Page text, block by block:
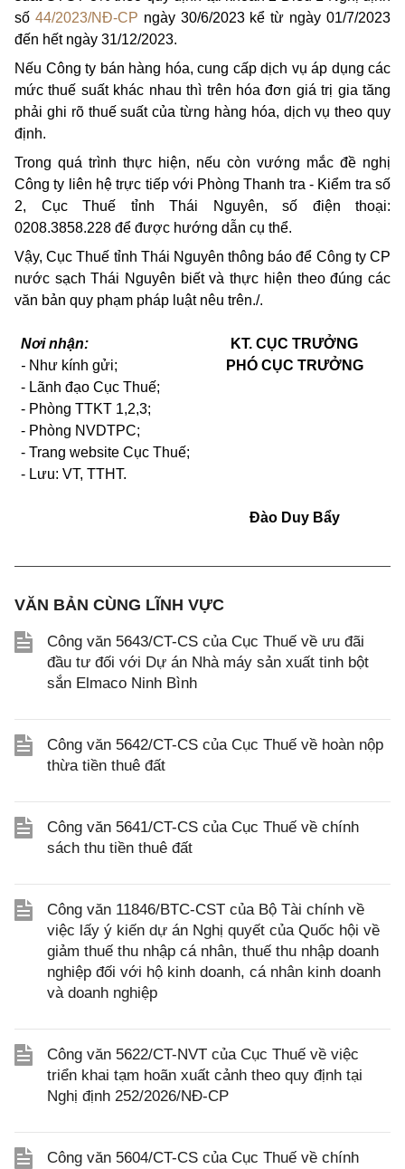
số 44/2023/NĐ-CP ngày 30/6/2023 kể từ ngày 01/7/2023
đến hết ngày 31/12/2023.
Nếu Công ty bán hàng hóa, cung cấp dịch vụ áp dụng các
mức thuế suất khác nhau thì trên hóa đơn giá trị gia tăng
phải ghi rõ thuế suất của từng hàng hóa, dịch vụ theo quy
định.
Trong quá trình thực hiện, nếu còn vướng mắc đề nghị
Công ty liên hệ trực tiếp với Phòng Thanh tra - Kiểm tra số
2, Cục Thuế tỉnh Thái Nguyên, số điện thoại:
0208.3858.228 để được hướng dẫn cụ thể.
Vậy, Cục Thuế tỉnh Thái Nguyên thông báo để Công ty CP
nước sạch Thái Nguyên biết và thực hiện theo đúng các
văn bản quy phạm pháp luật nêu trên./.
Nơi nhận:
- Như kính gửi;
- Lãnh đạo Cục Thuế;
- PhòngTTKT 1,2,3;
- Phòng NVDTPC;
- Trang website Cục Thuế;
- Lưu: VT, TTHT.
KT. CỤC TRƯỞNG
PHÓ CỤC TRƯỞNG
Đào Duy Bẩy
VĂN BẢN CÙNG LĨNH VỰC
Công văn 5643/CT-CS của Cục Thuế về ưu đãi
đầu tư đối với Dự án Nhà máy sản xuất tinh bột
sắn Elmaco Ninh Bình
Công văn 5642/CT-CS của Cục Thuế về hoàn nộp
thừa tiền thuê đất
Công văn 5641/CT-CS của Cục Thuế về chính
sách thu tiền thuê đất
Công văn 11846/BTC-CST của Bộ Tài chính về
việc lấy ý kiến dự án Nghị quyết của Quốc hội về
giảm thuế thu nhập cá nhân, thuế thu nhập doanh
nghiệp đối với hộ kinh doanh, cá nhân kinh doanh
và doanh nghiệp
Công văn 5622/CT-NVT của Cục Thuế về việc
triển khai tạm hoãn xuất cảnh theo quy định tại
Nghị định 252/2026/NĐ-CP
Công văn 5604/CT-CS của Cục Thuế về chính